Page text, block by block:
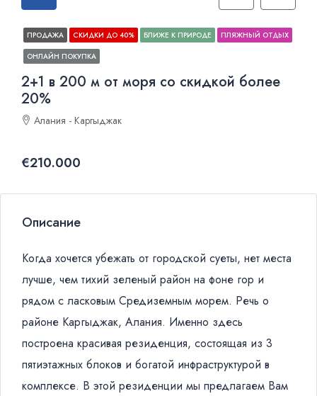
ПРОДАЖА СКИДКИ ДО 40% БЛИЖЕ К ПРИРОДЕ
ПЛЯЖНЫЙ ОТДЫХ
ОНЛАЙН ПОКУПКА
2+1 в 200 м от моря cо скидкой более
20%
Алания - Каргыджак
€210.000
Описание
Когда хочется убежать от городской суеты, нет места
лучше, чем тихий зеленый район на фоне гор и
рядом с ласковым Средиземным морем. Речь о
районе Каргыджак, Алания. Именно здесь
построена красивая резиденция, состоящая из 3
пятиэтажных блоков и богатой инфраструктурой в
комплексе. В этой резиденции мы предлагаем Вам